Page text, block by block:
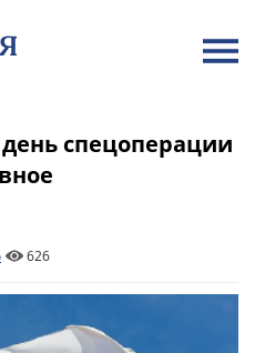
спецоперации
626